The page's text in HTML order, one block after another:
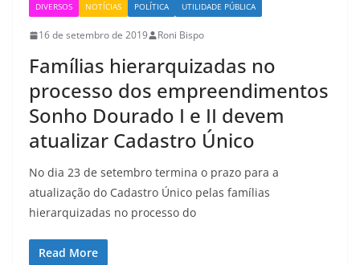
DIVERSOS NOTÍCIAS POLÍTICA UTILIDADE PÚBLICA
16 de setembro de 2019 Roni Bispo
Famílias hierarquizadas no
processo dos empreendimentos
Sonho Dourado I e II devem
atualizar Cadastro Único
No dia 23 de setembro termina o prazo para a
atualização do Cadastro Único pelas famílias
hierarquizadas no processo do
Read More